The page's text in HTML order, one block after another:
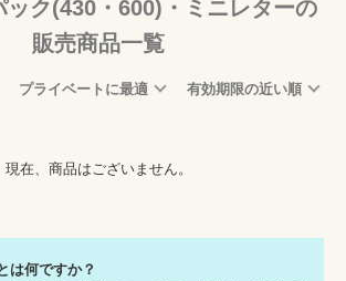
ック(430・600)・ミニレターの
販売商品一覧
プライベートに最適 有効期限の近い順
現在、商品はございません。
は何ですか？